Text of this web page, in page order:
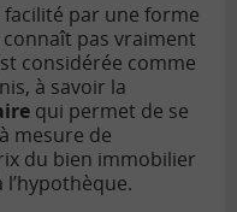
par une forme
connaît pas vraiment
considérée comme
à savoir la
qui permet de se
mesure de
du bien immobilier